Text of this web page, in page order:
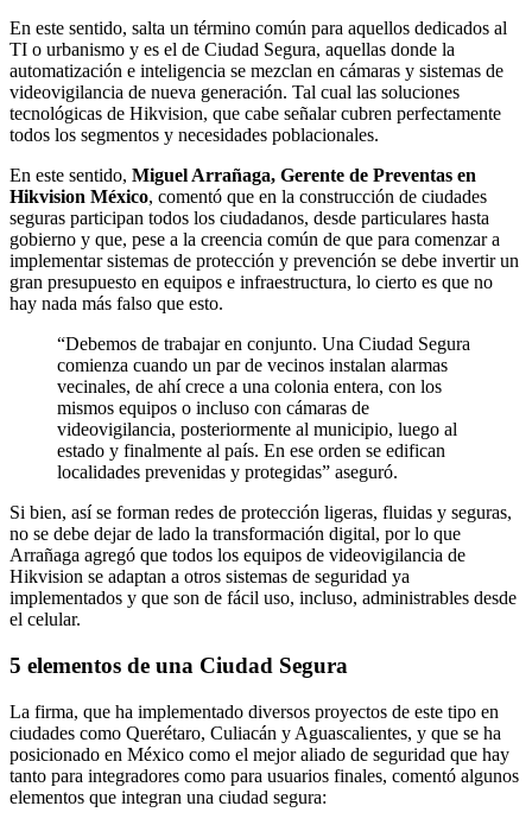
En este sentido, salta un término común para aquellos dedicados al
TI o urbanismo y es el de Ciudad Segura, aquellas donde la
automatización e inteligencia se mezclan en cámaras y sistemas de
videovigilancia de nueva generación. Tal cual las soluciones
tecnológicas de Hikvision, que cabe señalar cubren perfectamente
todos los segmentos y necesidades poblacionales.
En este sentido, Miguel Arrañaga, Gerente de Preventas en
Hikvision México, comentó que en la construcción de ciudades
seguras participan todos los ciudadanos, desde particulares hasta
gobierno y que, pese a la creencia común de que para comenzar a
implementar sistemas de protección y prevención se debe invertir un
gran presupuesto en equipos e infraestructura, lo cierto es que no
hay nada más falso que esto.
“Debemos de trabajar en conjunto. Una Ciudad Segura
comienza cuando un par de vecinos instalan alarmas
vecinales, de ahí crece a una colonia entera, con los
mismos equipos o incluso con cámaras de
videovigilancia, posteriormente al municipio, luego al
estado y finalmente al país. En ese orden se edifican
localidades prevenidas y protegidas” aseguró.
Si bien, así se forman redes de protección ligeras, fluidas y seguras,
no se debe dejar de lado la transformación digital, por lo que
Arrañaga agregó que todos los equipos de videovigilancia de
Hikvision se adaptan a otros sistemas de seguridad ya
implementados y que son de fácil uso, incluso, administrables desde
el celular.
5 elementos de una Ciudad Segura
La firma, que ha implementado diversos proyectos de este tipo en
ciudades como Querétaro, Culiacán y Aguascalientes, y que se ha
posicionado en México como el mejor aliado de seguridad que hay
tanto para integradores como para usuarios finales, comentó algunos
elementos que integran una ciudad segura: